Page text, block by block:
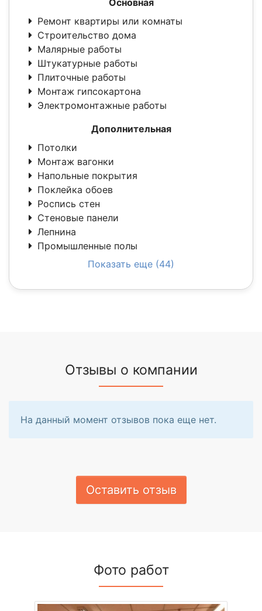
Основная
Ремонт квартиры или комнаты
Строительство дома
Малярные работы
Штукатурные работы
Плиточные работы
Монтаж гипсокартона
Электромонтажные работы
Дополнительная
Потолки
Монтаж вагонки
Напольные покрытия
Поклейка обоев
Роспись стен
Стеновые панели
Лепнина
Промышленные полы
Показать еще (44)
Отзывы о компании
На данный момент отзывов пока еще нет.
Оставить отзыв
Фото работ